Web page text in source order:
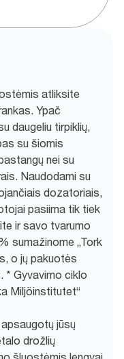
atliksite
Ypač
daugeliu tirpiklių,
su šiomis
nei su
Naudodami su
dozatoriais,
pasiima tik tiek
ir savo tvarumo
sumažinome „Tork
o jų pakuotės
* Gyvavimo ciklo
Miljöinstitutet“
jūsų
drožlių